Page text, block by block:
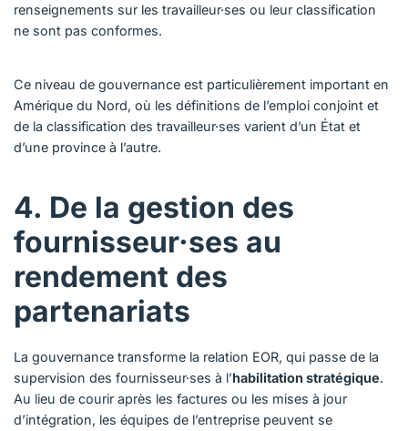
renseignements sur les travailleur·ses ou leur classification
ne sont pas conformes.
Ce niveau de gouvernance est particulièrement important en
Amérique du Nord, où les définitions de l’emploi conjoint et
de la classification des travailleur·ses varient d’un État et
d’une province à l’autre.
4. De la gestion des
fournisseur·ses au
rendement des
partenariats
La gouvernance transforme la relation EOR, qui passe de la
supervision des fournisseur·ses à l’habilitation stratégique.
Au lieu de courir après les factures ou les mises à jour
d’intégration, les équipes de l’entreprise peuvent se